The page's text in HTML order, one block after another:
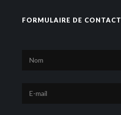
FORMULAIRE DE CONTACT